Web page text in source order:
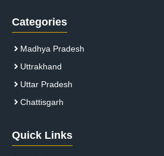
Categories
Madhya Pradesh
Uttrakhand
Uttar Pradesh
Chattisgarh
Quick Links